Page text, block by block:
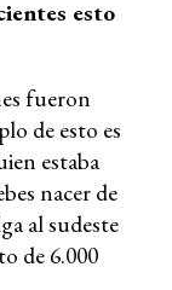
esto
fueron
de esto es
estaba
nacer de
al sudeste
de 6.000